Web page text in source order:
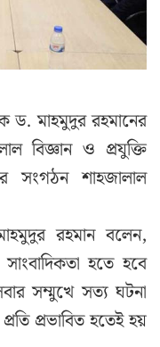
ড. মাহমুদুর রহমানের
বিজ্ঞান ও প্রযুক্তি
সংগঠন শাহজালাল
রহমান বলেন,
হতে হবে
সম্মুখে সত্য ঘটনা
প্রভাবিত হতেই হয়